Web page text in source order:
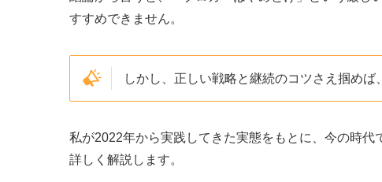
すすめできません。
しかし、正しい戦略と継続のコツさえ掴めば
私が2022年から実践してきた実態をもとに、今の時
詳しく解説します。